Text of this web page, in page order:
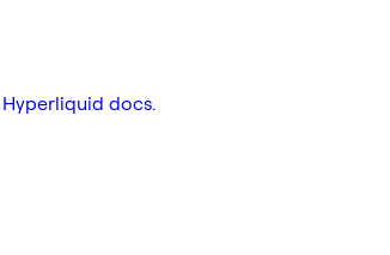
docs.